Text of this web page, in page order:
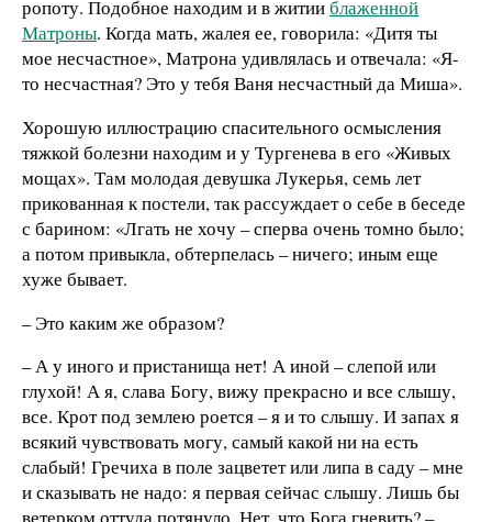
ропоту. Подобное находим и в житииблаженной
Матроны. Когда мать, жалея ее, говорила: «Дитя ты
мое несчастное», Матрона удивлялась и отвечала: «Я-
то несчастная? Это у тебя Ваня несчастный да Миша».
Хорошую иллюстрацию спасительного осмысления
тяжкой болезни находим и у Тургенева в его «Живых
мощах». Там молодая девушка Лукерья, семь лет
прикованная к постели, так рассуждает о себе в беседе
с барином: «Лгать не хочу – сперва очень томно было;
а потом привыкла, обтерпелась – ничего; иным еще
хуже бывает.
– Это каким же образом?
– А у иного и пристанища нет! А иной – слепой или
глухой! А я, слава Богу, вижу прекрасно и все слышу,
все. Крот под землею роется – я и то слышу. И запах я
всякий чувствовать могу, самый какой ни на есть
слабый! Гречиха в поле зацветет или липа в саду – мне
и сказывать не надо: я первая сейчас слышу. Лишь бы